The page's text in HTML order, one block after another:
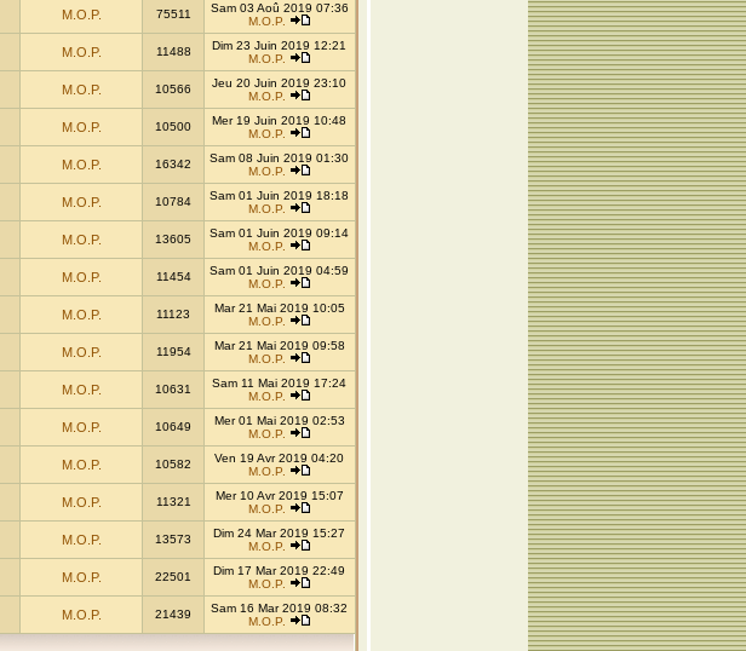
M.O.P. 75511
Sam 03 Aoû 2019 07:36
M.O.P.
M.O.P. 11488
Dim 23 Juin 2019 12:21
M.O.P.
M.O.P. 10566
Jeu 20 Juin 2019 23:10
M.O.P.
M.O.P. 10500
Mer 19 Juin 2019 10:48
M.O.P.
M.O.P. 16342
Sam 08 Juin 2019 01:30
M.O.P.
M.O.P. 10784
Sam 01 Juin 2019 18:18
M.O.P.
M.O.P. 13605
Sam 01 Juin 2019 09:14
M.O.P.
M.O.P. 11454
Sam 01 Juin 2019 04:59
M.O.P.
M.O.P. 11123
Mar 21 Mai 2019 10:05
M.O.P.
M.O.P. 11954
Mar 21 Mai 2019 09:58
M.O.P.
M.O.P. 10631
Sam 11 Mai 2019 17:24
M.O.P.
M.O.P. 10649
Mer 01 Mai 2019 02:53
M.O.P.
M.O.P. 10582
Ven 19 Avr 2019 04:20
M.O.P.
M.O.P. 11321
Mer 10 Avr 2019 15:07
M.O.P.
M.O.P. 13573
Dim 24 Mar 2019 15:27
M.O.P.
M.O.P. 22501
Dim 17 Mar 2019 22:49
M.O.P.
M.O.P. 21439
Sam 16 Mar 2019 08:32
M.O.P.